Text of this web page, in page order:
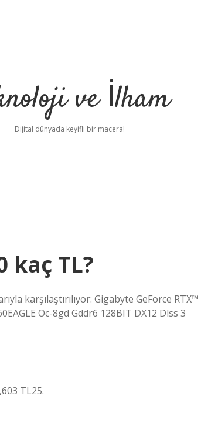
ve İlham
Dijital dünyada keyifli bir macera!
kaç TL?
karşılaştırılıyor: Gigabyte GeForce RTX™
Oc-8gd Gddr6 128BIT DX12 Dlss 3
TL25.